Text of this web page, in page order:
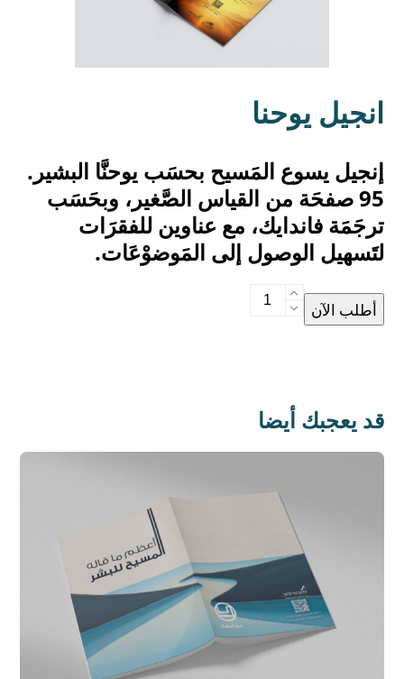
انجيل يوحنا
إنجيل يسوع المَسيح بحسَب يوحنَّا البشير.
95 صفحَة من القياس الصَّغير، وبحَسَب
ترجَمَة فاندايك، مع عناوين للفقرَات
لتَسهيل الوصول إلى المَوضوْعَات.
انجيل
أطلب الآن
قد يعجبك أيضا